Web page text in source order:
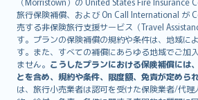
旅行保険補償、および On Call International が
売する非保険旅行支援サービス（Travel
す。プランの保険補償の規約や条件は、地域に
す。また、すべての補償にあらゆる地域でご加
ません。 こうしたプランにおける保険補償には
とを含め、規約や条件、限度額、免責が定めら
は、旅行小売業者は認可を受けた保険業者/代